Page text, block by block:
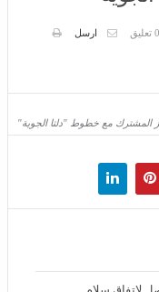
لاتفاق سلام